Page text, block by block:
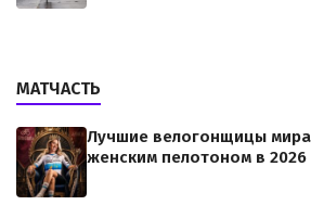
МАТЧАСТЬ
Лучшие велогонщицы
женским пелотоном в 2026